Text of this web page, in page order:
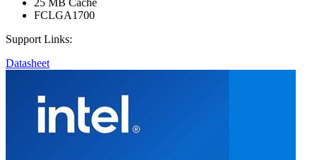
25 MB Cache
FCLGA1700
Support Links:
Datasheet